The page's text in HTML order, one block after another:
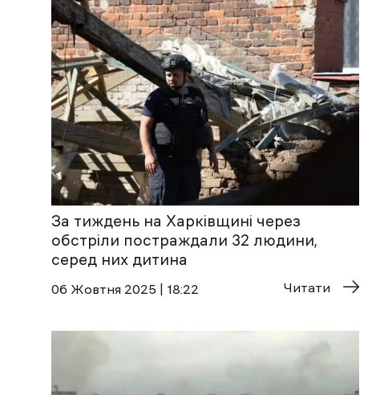
За тиждень на Харківщині через
обстріли постраждали 32 людини,
серед них дитина
06 Жовтня 2025 | 18:22 Читати